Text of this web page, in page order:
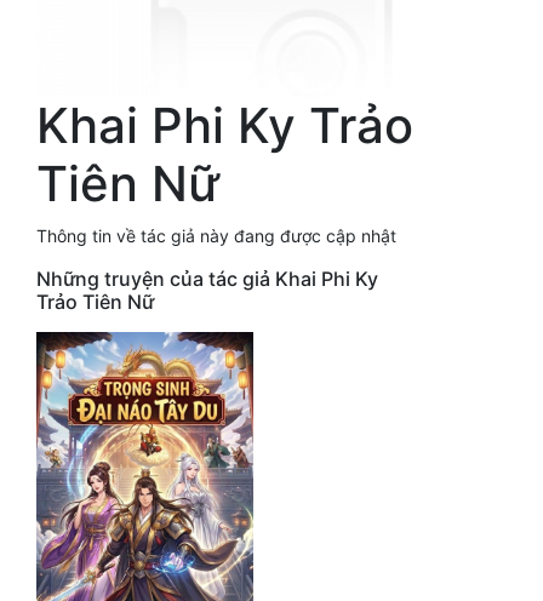
Truyện ngắn
Xa Lộ Dịch
Cung Đấu
Cổ Tiên Hiệp
Cổ Đại
Du Hí
Dã Sử
Dị Giới
Khai Phi Ky Trảo
Tiên Nữ
Thông tin về tác giả này đang được cập nhật
Những truyện của tác giả Khai Phi Ky
Trảo Tiên Nữ